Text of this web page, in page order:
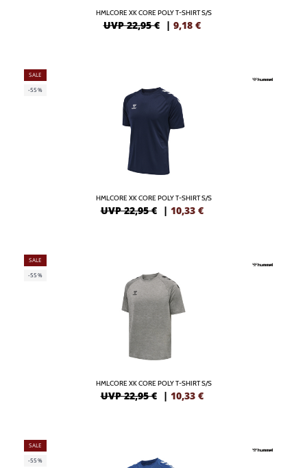
HMLCORE XK CORE POLY T-SHIRT S/S
UVP 22,95 € | 9,18 €
SALE
-55%
HMLCORE XK CORE POLY T-SHIRT S/S
UVP 22,95 € | 10,33 €
SALE
-55%
HMLCORE XK CORE POLY T-SHIRT S/S
UVP 22,95 € | 10,33 €
SALE
-55%